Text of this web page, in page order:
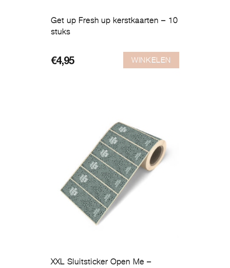
Get up Fresh up kerstkaarten – 10
stuks
€4,95 WINKELEN
XXL Sluitsticker Open Me –